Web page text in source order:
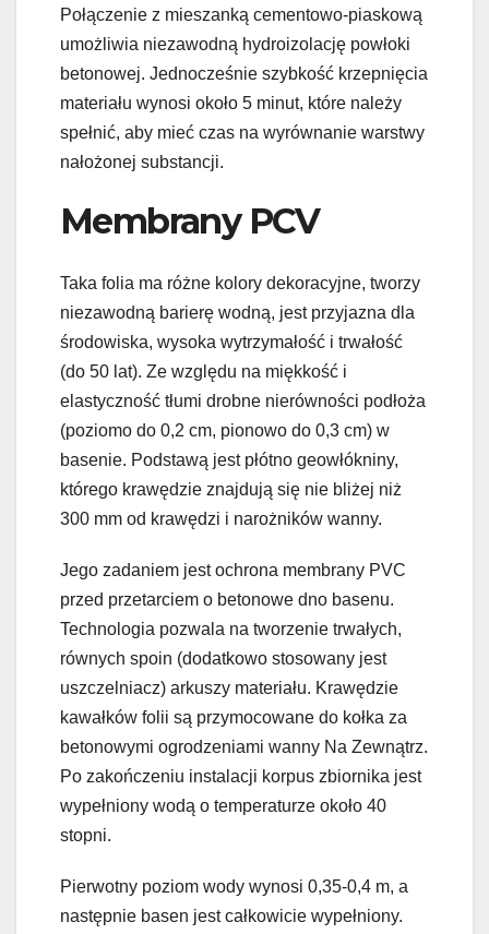
Połączenie z mieszanką cementowo-piaskową
umożliwia niezawodną hydroizolację powłoki
betonowej. Jednocześnie szybkość krzepnięcia
materiału wynosi około 5 minut, które należy
spełnić, aby mieć czas na wyrównanie warstwy
nałożonej substancji.
Membrany PCV
Taka folia ma różne kolory dekoracyjne, tworzy
niezawodną barierę wodną, jest przyjazna dla
środowiska, wysoka wytrzymałość i trwałość
(do 50 lat). Ze względu na miękkość i
elastyczność tłumi drobne nierówności podłoża
(poziomo do 0,2 cm, pionowo do 0,3 cm) w
basenie. Podstawą jest płótno geowłókniny,
którego krawędzie znajdują się nie bliżej niż
300 mm od krawędzi i narożników wanny.
Jego zadaniem jest ochrona membrany PVC
przed przetarciem o betonowe dno basenu.
Technologia pozwala na tworzenie trwałych,
równych spoin (dodatkowo stosowany jest
uszczelniacz) arkuszy materiału. Krawędzie
kawałków folii są przymocowane do kołka za
betonowymi ogrodzeniami wanny Na Zewnątrz.
Po zakończeniu instalacji korpus zbiornika jest
wypełniony wodą o temperaturze około 40
stopni.
Pierwotny poziom wody wynosi 0,35-0,4 m, a
następnie basen jest całkowicie wypełniony.